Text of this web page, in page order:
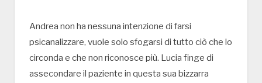
Andrea non ha nessuna intenzione di farsi
psicanalizzare, vuole solo sfogarsi di tutto ciò che lo
circonda e che non riconosce più. Lucia finge di
assecondare il paziente in questa sua bizzarra